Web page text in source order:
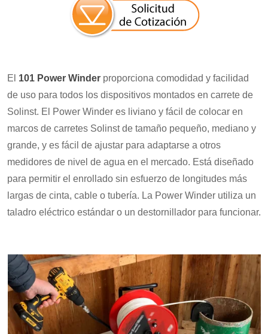
El 101 Power Winder proporciona comodidad y facilidad
de uso para todos los dispositivos montados en carrete de
Solinst. El Power Winder es liviano y fácil de colocar en
marcos de carretes Solinst de tamaño pequeño, mediano y
grande, y es fácil de ajustar para adaptarse a otros
medidores de nivel de agua en el mercado. Está diseñado
para permitir el enrollado sin esfuerzo de longitudes más
largas de cinta, cable o tubería. La Power Winder utiliza un
taladro eléctrico estándar o un destornillador para funcionar.